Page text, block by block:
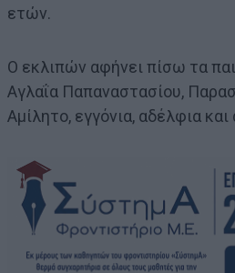
ετών.
Ο εκλιπών αφήνει πίσω τα
Αγλαΐα Παπαναστασίου,
Αμίλητο, εγγόνια, αδέλφια και